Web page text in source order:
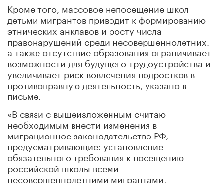
Кроме того, массовое непосещение школ
детьми мигрантов приводит к формированию
этнических анклавов и росту числа
правонарушений среди несовершеннолетних,
а также отсутствие образования ограничивает
возможности для будущего трудоустройства и
увеличивает риск вовлечения подростков в
противоправную деятельность, указано в
письме.
«В связи с вышеизложенным считаю
необходимым внести изменения в
миграционное законодательство РФ,
предусматривающие: установление
обязательного требования к посещению
российской школы всеми
несовершеннолетними мигрантами,